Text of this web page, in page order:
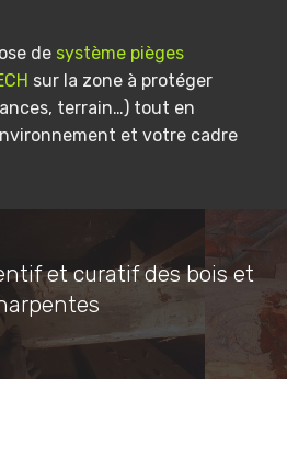
de système pièges
sur la zone à protéger
terrain…) tout en
et votre cadre
et curatif des bois et